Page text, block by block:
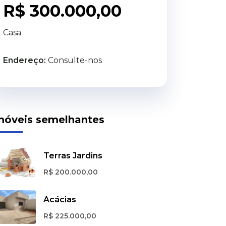
R$ 300.000,00
Casa
Endereço: Consulte-nos
semelhantes
Terras Jardins
R$ 200.000,00
Acácias
R$ 225.000,00